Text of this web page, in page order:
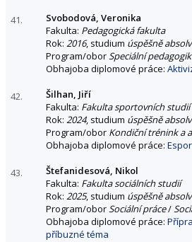
41.
Svobodová, Veronika
Fakulta: Pedagogická fakulta
Rok: 2016, studium úspěšně
Program/oborSpeciální
Obhajoba diplomové práce:
42.
Šilhan, Jiří
Fakulta: Fakulta sportovních studií
Rok: 2024, studium úspěšně
Program/obor Kondiční trénink a
Obhajoba diplomové práce:
43.
Štefanidesová, Nikol
Fakulta: Fakulta sociálních studií
Rok: 2025, studium úspěšně
Program/oborSociální práce/
Obhajoba diplomové práce:
příbuzné téma